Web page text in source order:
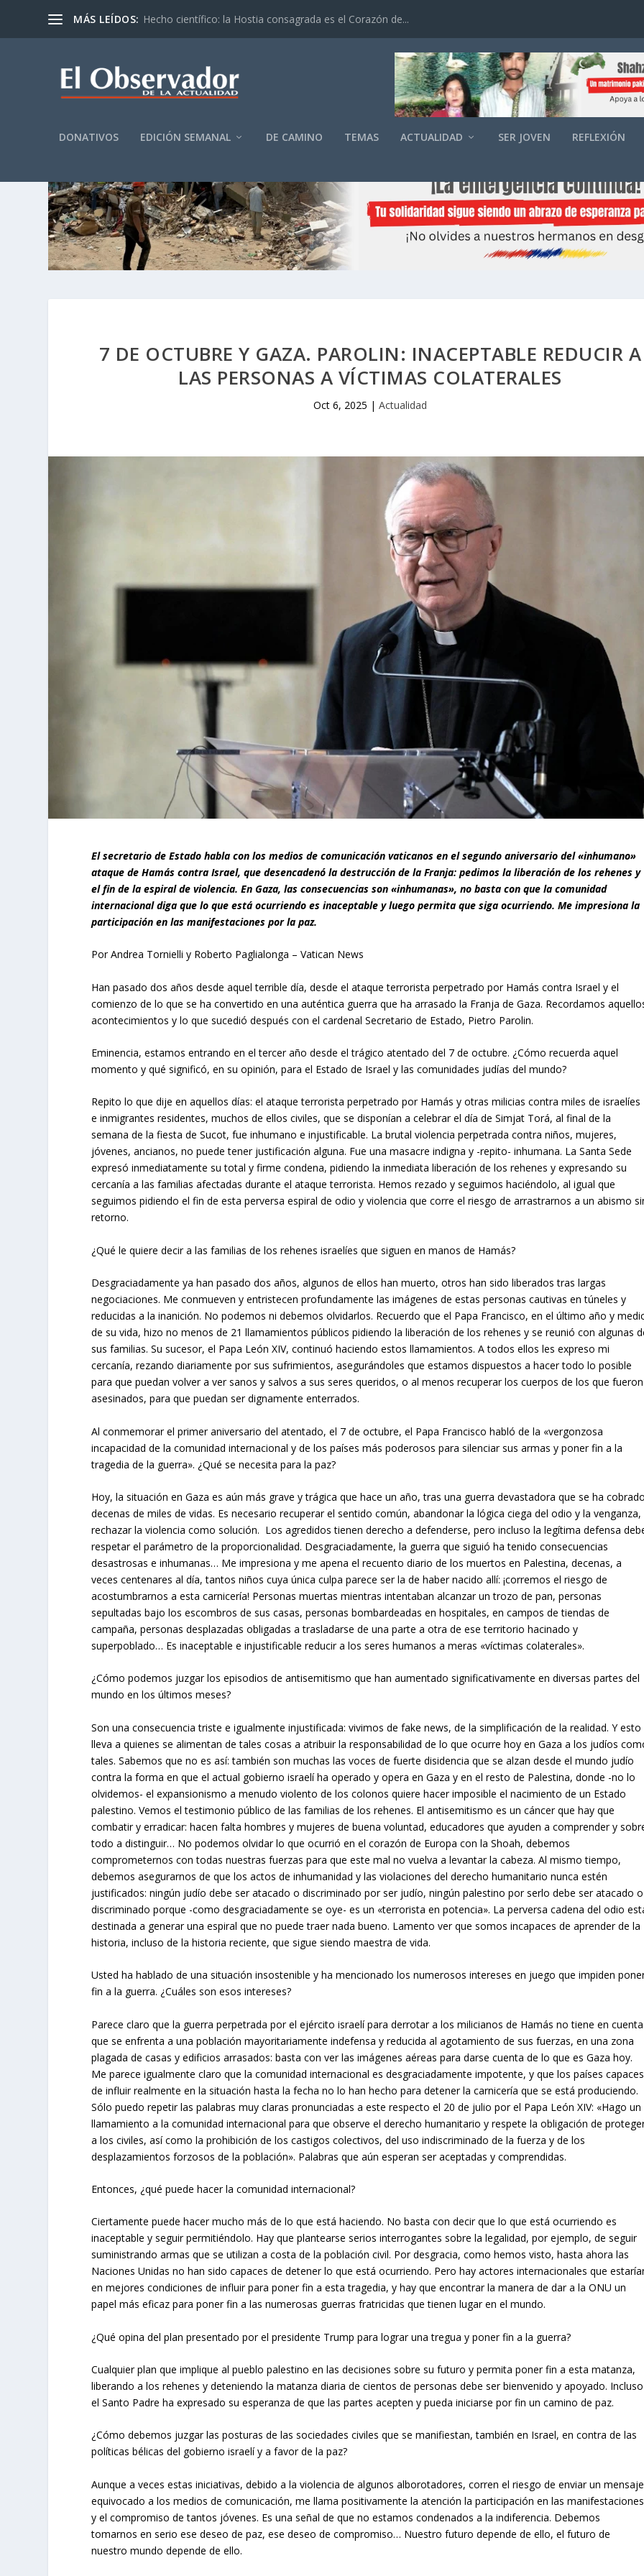
MÁS LEÍDOS: Hecho científico: la Hostia consagrada es el Corazón de...
DONATIVOS EDICIÓN SEMANAL DE CAMINO TEMAS ACTUALIDAD SER JOVEN REFLEXIÓN
7 DE OCTUBRE Y GAZA. PAROLIN: INACEPTABLE REDUCIR A
LAS PERSONAS A VÍCTIMAS COLATERALES
Oct 6, 2025 | Actualidad
El secretario de Estado habla con los medios de comunicación vaticanos en el segundo aniversario del «inhumano»
ataque de Hamás contra Israel, que desencadenó la destrucción de la Franja: pedimos la liberación de los rehenes y
el fin de la espiral de violencia. En Gaza, las consecuencias son «inhumanas», no basta con que la comunidad
internacional diga que lo que está ocurriendo es inaceptable y luego permita que siga ocurriendo. Me impresiona la
participación en las manifestaciones por la paz.
Por Andrea Tornielli y Roberto Paglialonga – Vatican News
Han pasado dos años desde aquel terrible día, desde el ataque terrorista perpetrado por Hamás contra Israel y el
comienzo de lo que se ha convertido en una auténtica guerra que ha arrasado la Franja de Gaza. Recordamos
acontecimientos y lo que sucedió después con el cardenal Secretario de Estado, Pietro Parolin.
Eminencia, estamos entrando en el tercer año desde el trágico atentado del 7 de octubre. ¿Cómo recuerda aquel
momento y qué significó, en su opinión, para el Estado de Israel y las comunidades judías del mundo?
Repito lo que dije en aquellos días: el ataque terrorista perpetrado por Hamás y otras milicias contra miles de israelíes
e inmigrantes residentes, muchos de ellos civiles, que se disponían a celebrar el día de Simjat Torá, al final de la
semana de la fiesta de Sucot, fue inhumano e injustificable. La brutal violencia perpetrada contra niños, mujeres,
jóvenes, ancianos, no puede tener justificación alguna. Fue una masacre indigna y -repito- inhumana. La Santa Sede
expresó inmediatamente su total y firme condena, pidiendo la inmediata liberación de los rehenes y expresando su
cercanía a las familias afectadas durante el ataque terrorista. Hemos rezado y seguimos haciéndolo, al igual que
seguimos pidiendo el fin de esta perversa espiral de odio y violencia que corre el riesgo de arrastrarnos a un abismo
retorno.
¿Qué le quiere decir a las familias de los rehenes israelíes que siguen en manos de Hamás?
Desgraciadamente ya han pasado dos años, algunos de ellos han muerto, otros han sido liberados tras largas
negociaciones. Me conmueven y entristecen profundamente las imágenes de estas personas cautivas en túneles y
reducidas a la inanición. No podemos ni debemos olvidarlos. Recuerdo que el Papa Francisco, en el último año y
de su vida, hizo no menos de 21 llamamientos públicos pidiendo la liberación de los rehenes y se reunió con algunas
sus familias. Su sucesor, el Papa León XIV, continuó haciendo estos llamamientos. A todos ellos les expreso mi
cercanía, rezando diariamente por sus sufrimientos, asegurándoles que estamos dispuestos a hacer todo lo posible
para que puedan volver a ver sanos y salvos a sus seres queridos, o al menos recuperar los cuerpos de los que fueron
asesinados, para que puedan ser dignamente enterrados.
Al conmemorar el primer aniversario del atentado, el 7 de octubre, el Papa Francisco habló de la «vergonzosa
incapacidad de la comunidad internacional y de los países más poderosos para silenciar sus armas y poner fin a la
tragedia de la guerra». ¿Qué se necesita para la paz?
Hoy, la situación en Gaza es aún más grave y trágica que hace un año, tras una guerra devastadora que se ha
decenas de miles de vidas. Es necesario recuperar el sentido común, abandonar la lógica ciega del odio y la venganza,
rechazar la violencia como solución. Los agredidos tienen derecho a defenderse, pero incluso la legítima defensa
respetar el parámetro de la proporcionalidad. Desgraciadamente, la guerra que siguió ha tenido consecuencias
desastrosas e inhumanas… Me impresiona y me apena el recuento diario de los muertos en Palestina, decenas, a
veces centenares al día, tantos niños cuya única culpa parece ser la de haber nacido allí: ¡corremos el riesgo de
acostumbrarnos a esta carnicería! Personas muertas mientras intentaban alcanzar un trozo de pan, personas
sepultadas bajo los escombros de sus casas, personas bombardeadas en hospitales, en campos de tiendas de
campaña, personas desplazadas obligadas a trasladarse de una parte a otra de ese territorio hacinado y
superpoblado… Es inaceptable e injustificable reducir a los seres humanos a meras «víctimas colaterales».
¿Cómo podemos juzgar los episodios de antisemitismo que han aumentado significativamente en diversas partes del
mundo en los últimos meses?
Son una consecuencia triste e igualmente injustificada: vivimos defake news, de la simplificación de la realidad. Y esto
lleva a quienes se alimentan de tales cosas a atribuir la responsabilidad de lo que ocurre hoy en Gaza a los judíos
tales. Sabemos que no es así: también son muchas las voces de fuerte disidencia que se alzan desde el mundo judío
contra la forma en que el actual gobierno israelí ha operado y opera en Gaza y en el resto de Palestina, donde -no lo
olvidemos- el expansionismo a menudo violento de los colonos quiere hacer imposible el nacimiento de un Estado
palestino. Vemos el testimonio público de las familias de los rehenes. El antisemitismo es un cáncer que hay que
combatir y erradicar: hacen falta hombres y mujeres de buena voluntad, educadores que ayuden a comprender y
todo a distinguir… No podemos olvidar lo que ocurrió en el corazón de Europa con la Shoah, debemos
comprometernos con todas nuestras fuerzas para que este mal no vuelva a levantar la cabeza. Al mismo tiempo,
debemos asegurarnos de que los actos de inhumanidad y las violaciones del derecho humanitario nunca estén
justificados: ningún judío debe ser atacado o discriminado por ser judío, ningún palestino por serlo debe ser atacado o
discriminado porque -como desgraciadamente se oye- es un «terrorista en potencia». La perversa cadena del odio
destinada a generar una espiral que no puede traer nada bueno. Lamento ver que somos incapaces de aprender de la
historia, incluso de la historia reciente, que sigue siendo maestra de vida.
Usted ha hablado de una situación insostenible y ha mencionado los numerosos intereses en juego que impiden
fin a la guerra. ¿Cuáles son esos intereses?
Parece claro que la guerra perpetrada por el ejército israelí para derrotar a los milicianos de Hamás no tiene en cuenta
que se enfrenta a una población mayoritariamente indefensa y reducida al agotamiento de sus fuerzas, en una zona
plagada de casas y edificios arrasados: basta con ver las imágenes aéreas para darse cuenta de lo que es Gaza hoy.
Me parece igualmente claro que la comunidad internacional es desgraciadamente impotente, y que los países capaces
de influir realmente en la situación hasta la fecha no lo han hecho para detener la carnicería que se está produciendo.
Sólo puedo repetir las palabras muy claras pronunciadas a este respecto el 20 de julio por el Papa León XIV: «Hago un
llamamiento a la comunidad internacional para que observe el derecho humanitario y respete la obligación de
a los civiles, así como la prohibición de los castigos colectivos, del uso indiscriminado de la fuerza y de los
desplazamientos forzosos de la población». Palabras que aún esperan ser aceptadas y comprendidas.
Entonces, ¿qué puede hacer la comunidad internacional?
Ciertamente puede hacer mucho más de lo que está haciendo. No basta con decir que lo que está ocurriendo es
inaceptable y seguir permitiéndolo. Hay que plantearse serios interrogantes sobre la legalidad, por ejemplo, de seguir
suministrando armas que se utilizan a costa de la población civil. Por desgracia, como hemos visto, hasta ahora las
Naciones Unidas no han sido capaces de detener lo que está ocurriendo. Pero hay actores internacionales que
en mejores condiciones de influir para poner fin a esta tragedia, y hay que encontrar la manera de dar a la ONU un
papel más eficaz para poner fin a las numerosas guerras fratricidas que tienen lugar en el mundo.
¿Qué opina del plan presentado por el presidente Trump para lograr una tregua y poner fin a la guerra?
Cualquier plan que implique al pueblo palestino en las decisiones sobre su futuro y permita poner fin a esta matanza,
liberando a los rehenes y deteniendo la matanza diaria de cientos de personas debe ser bienvenido y apoyado. Incluso
el Santo Padre ha expresado su esperanza de que las partes acepten y pueda iniciarse por fin un camino de paz.
¿Cómo debemos juzgar las posturas de las sociedades civiles que se manifiestan, también en Israel, en contra de las
políticas bélicas del gobierno israelí y a favor de la paz?
Aunque a veces estas iniciativas, debido a la violencia de algunos alborotadores, corren el riesgo de enviar un mensaje
equivocado a los medios de comunicación, me llama positivamente la atención la participación en las manifestaciones
y el compromiso de tantos jóvenes. Es una señal de que no estamos condenados a la indiferencia. Debemos
tomarnos en serio ese deseo de paz, ese deseo de compromiso… Nuestro futuro depende de ello, el futuro de
nuestro mundo depende de ello.